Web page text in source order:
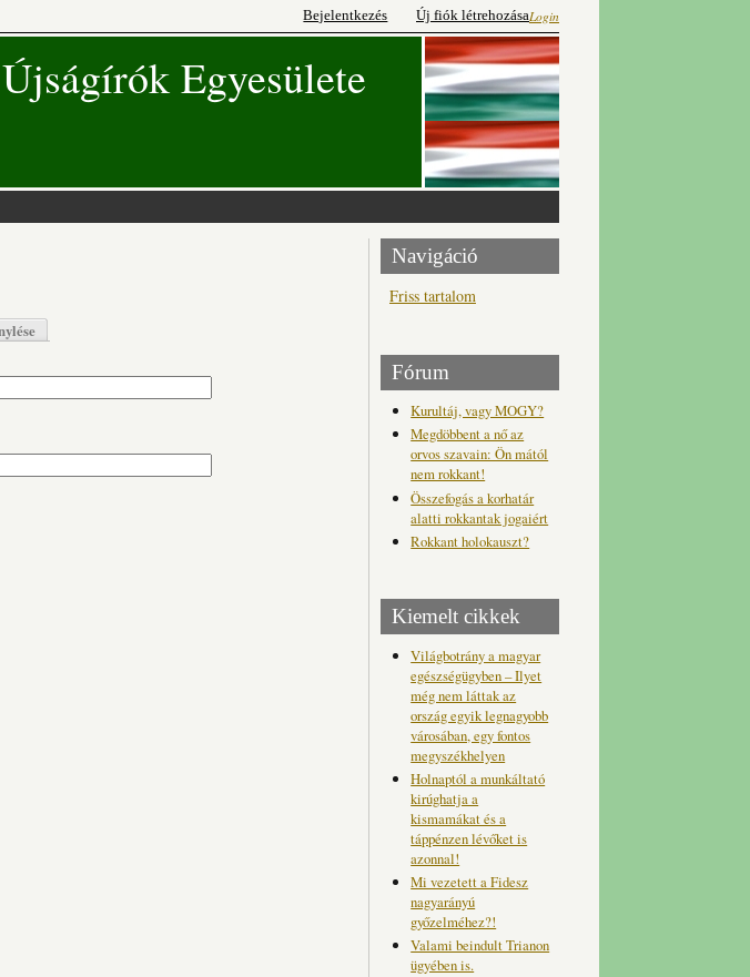
Login
Bejelentkezés Új fiók létrehozása
Egyesülete
Navigáció
Friss tartalom
Fórum
Kurultáj, vagy MOGY?
Megdöbbent a nő az
orvos szavain: Ön mától
nem rokkant!
Összefogás a korhatár
alatti rokkantak jogaiért
Rokkant holokauszt?
Kiemelt cikkek
Világbotrány a magyar
egészségügyben – Ilyet
még nem láttak az
ország egyik legnagyobb
városában, egy fontos
megyszékhelyen
Holnaptól a munkáltató
kirúghatja a
kismamákat és a
táppénzen lévőket is
azonnal!
Mi vezetett a Fidesz
nagyarányú
győzelméhez?!
Valami beindult Trianon
ügyében is.